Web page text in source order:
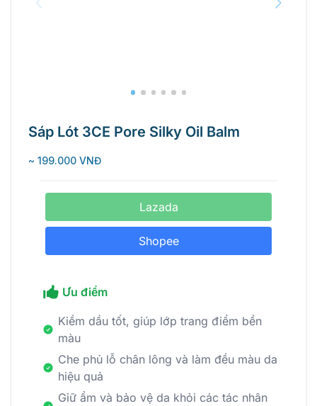
Sáp Lót 3CE Pore Silky Oil Balm
~ 199.000 VNĐ
Lazada
Shopee
Ưu điểm
Kiềm dầu tốt, giúp lớp trang điểm bền
màu
Che phủ lỗ chân lông và làm đều màu da
hiệu quả
Giữ ẩm và bảo vệ da khỏi các tác nhân